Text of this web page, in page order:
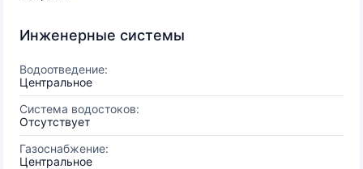
Инженерные системы
Водоотведение:
Центральное
Система водостоков:
Отсутствует
Газоснабжение:
Центральное